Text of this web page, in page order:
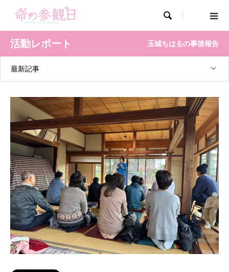

活動レポート 玉城ちはるの事後報告
最新記事